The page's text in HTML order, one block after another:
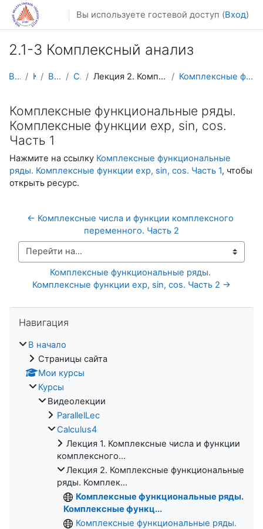
Перейти к основному содержанию
Вы используете гостевой доступ (Вход)
2.1-3 Комплексный анализ
В начало Курсы Видеолекции Calculus4 Лекция 2. Комплексные функциональные ряды. Комплек... Комплексные функциональные ряды. Комплексные функц...
Комплексные функциональные ряды.
Комплексные функции exp, sin, cos.
Часть 1
Нажмите на ссылку Комплексные функциональные
ряды. Комплексные функции exp, sin, cos. Часть 1, чтобы
открыть ресурс.
← Комплексные числа и функции комплексного
переменного. Часть 2
Перейти на...
Комплексные функциональные ряды.
Комплексные функции exp, sin, cos. Часть 2 →
Навигация
В начало
Страницы сайта
Мои курсы
Курсы
Видеолекции
ParallelLec
Calculus4
Лекция 1. Комплексные числа и функции
комплексного...
Лекция 2. Комплексные функциональные
ряды. Комплек...
Комплексные функциональные ряды.
Комплексные функц...
Комплексные функциональные ряды.